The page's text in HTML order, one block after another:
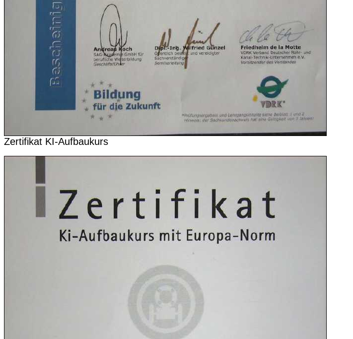
Zertifikat KI-Aufbaukurs